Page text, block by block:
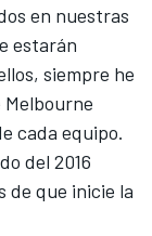
en nuestras
estarán
siempre he
cada equipo.
del 2016
de que inicie la